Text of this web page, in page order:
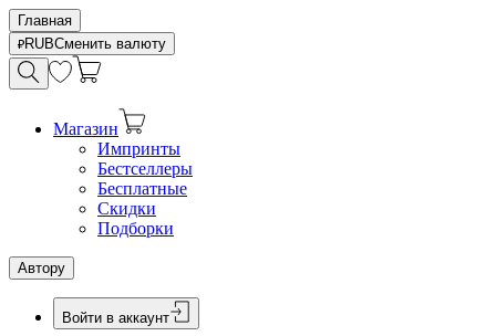
Главная
RUBСменить валюту
Магазин
Импринты
Бестселлеры
Бесплатные
Скидки
Подборки
Автору
Войти в аккаунт